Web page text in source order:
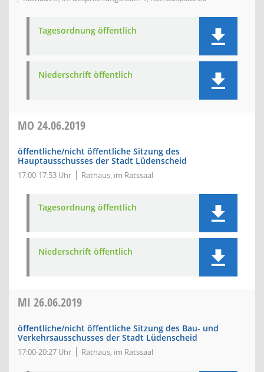
Tagesordnung öffentlich
Niederschrift öffentlich
MO 24.06.2019
öffentliche/nicht öffentliche Sitzung des
Hauptausschusses der Stadt Lüdenscheid
17:00-17:53 Uhr Rathaus, im Ratssaal
Tagesordnung öffentlich
Niederschrift öffentlich
MI 26.06.2019
öffentliche/nicht öffentliche Sitzung des Bau- und
Verkehrsausschusses der Stadt Lüdenscheid
17:00-20:27 Uhr Rathaus, im Ratssaal